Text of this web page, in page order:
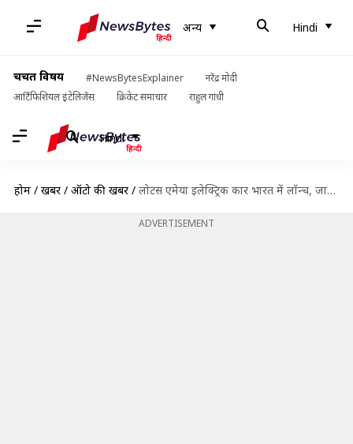
अन्य Hindi
चर्चित विषय #NewsBytesExplainer
नरेंद्र मोदी
आर्टिफिशियल इंटेलिजेंस
क्रिकेट समाचार राहुल गांधी
Hindi
होम / खबरें / ऑटो की खबरें / लोटस एमेया इलेक्ट्रिक कार भारत में लॉन्च, जानिए फीचर और कीमत
ADVERTISEMENT